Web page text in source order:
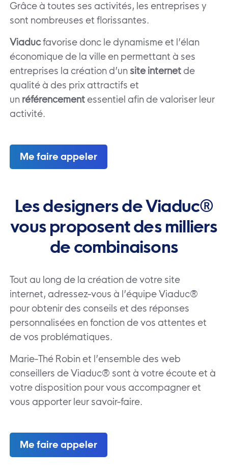
Grâce à toutes ses activités, les entreprises y
sont nombreuses et florissantes.
Viaducfavorise donc le dynamisme et l’élan
économique de la ville en permettant à ses
entreprises la création d’unsite internet de
qualité à des prix attractifs et
un référencement essentiel afin de valoriser leur
activité.
Me faire appeler
Les designers de Viaduc®
vous proposent des milliers
de combinaisons
Tout au long de la création de votre site
internet, adressez-vous à l’équipe Viaduc®
pour obtenir des conseils et des réponses
personnalisées en fonction de vos attentes et
de vos problématiques.
Marie-Thé Robin et l’ensemble des web
conseillers de Viaduc® sont à votre écoute et à
votre disposition pour vous accompagner et
vous apporter leur savoir-faire.
Me faire appeler